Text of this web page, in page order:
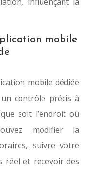
mobile
mobile dédiée
contrôle précis à
soit l’endroit où
modifier la
suivre votre
réel et recevoir des